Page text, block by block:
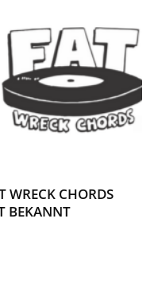
WRECK CHORDS
BEKANNT